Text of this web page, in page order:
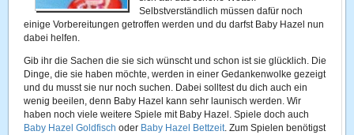
Selbstverständlich müssen dafür noch
einige Vorbereitungen getroffen werden und du darfst Baby Hazel nun
dabei helfen.
Gib ihr die Sachen die sie sich wünscht und schon ist sie glücklich. Die
Dinge, die sie haben möchte, werden in einer Gedankenwolke gezeigt
und du musst sie nur noch suchen. Dabei solltest du dich auch ein
wenig beeilen, denn Baby Hazel kann sehr launisch werden. Wir
haben noch viele weitere Spiele mit Baby Hazel. Spiele doch auch
Baby Hazel Goldfisch oder Baby Hazel Bettzeit. Zum Spielen benötigst